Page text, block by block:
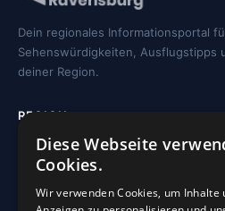
Dein regionales Informationsportal
Sehenswürdigkeiten, Ausflugstipps
deiner Region.
REGION
Freizeit
Sehenswürdigkeiten
Kirchen
Diese Webseite
Cookies.
Wir verwenden Cookies, um Inhalte